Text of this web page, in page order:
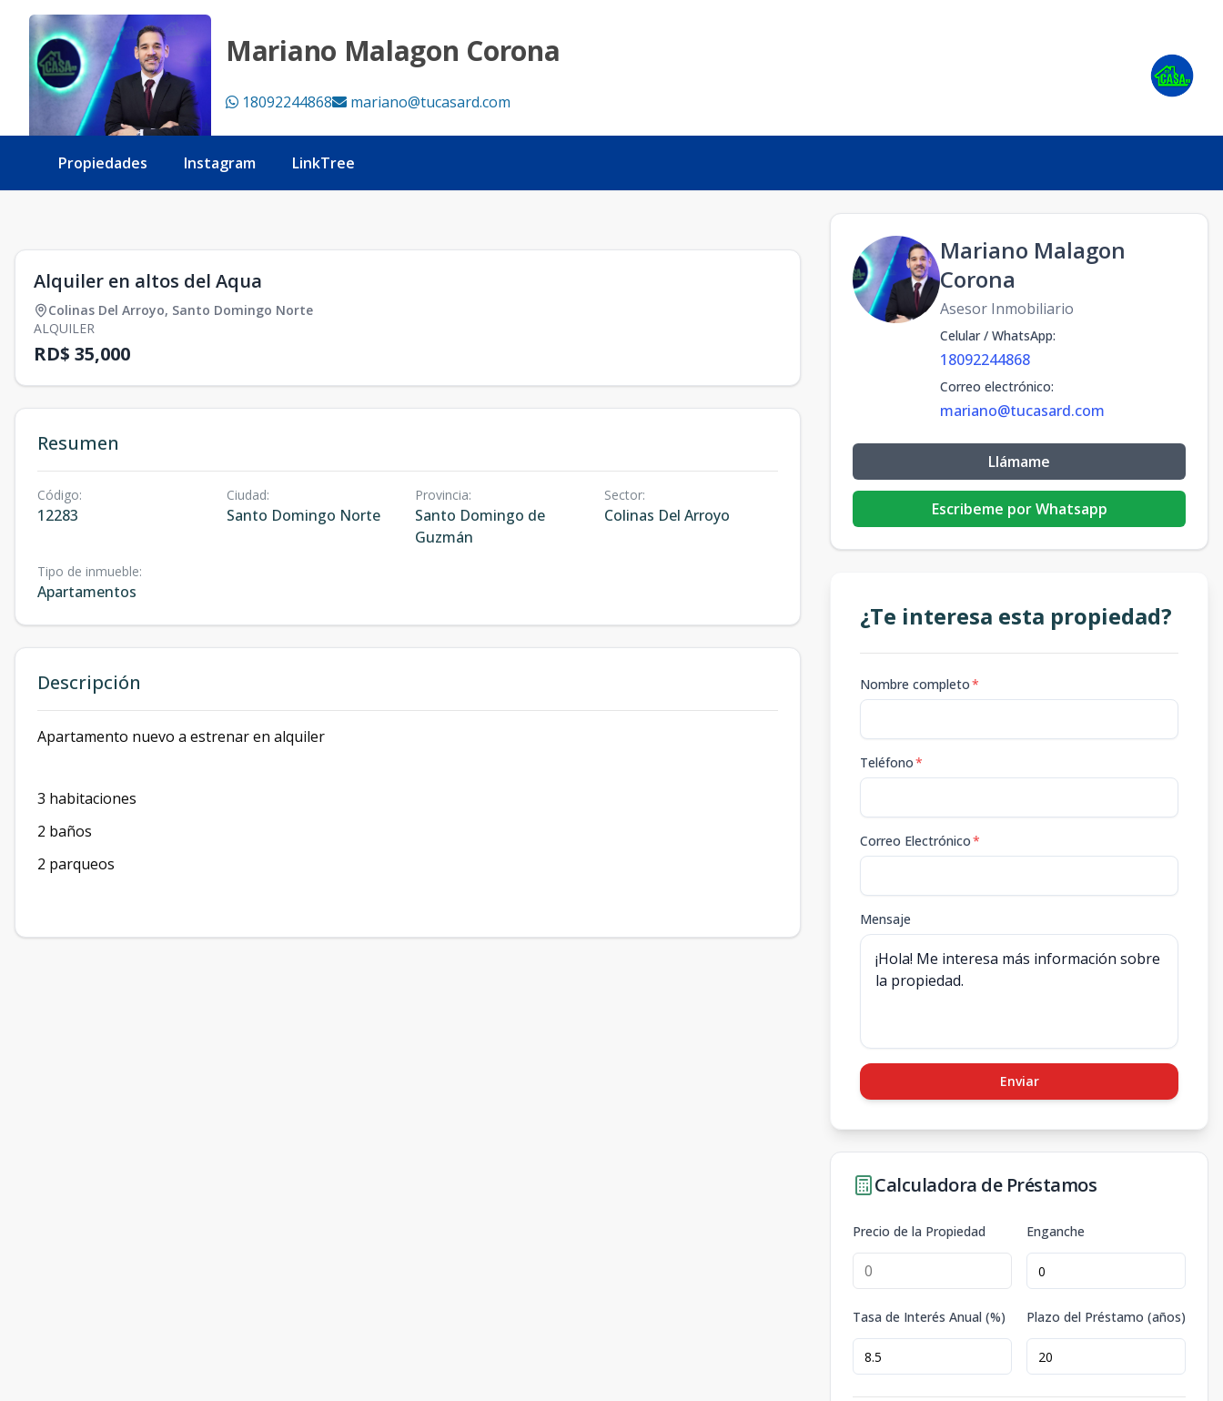
Mariano Malagon Corona
18092244868 mariano@tucasard.com
Propiedades Instagram LinkTree
Alquiler en altos del Aqua
Colinas Del Arroyo, Santo Domingo Norte
ALQUILER
RD$ 35,000
Resumen
Código:
12283
Ciudad:
Santo Domingo Norte
Provincia:
Santo Domingo de
Guzmán
Sector:
Colinas Del Arroyo
Tipo de inmueble:
Apartamentos
Descripción
Apartamento nuevo a estrenar en alquiler
3 habitaciones
2 baños
2 parqueos
Mariano Malagon
Corona
Asesor Inmobiliario
Celular / WhatsApp:
18092244868
Correo electrónico:
mariano@tucasard.com
Llámame
Escribeme por Whatsapp
¿Te interesa esta propiedad?
Nombre completo*
Teléfono*
Correo Electrónico*
Mensaje
Enviar
Calculadora de Préstamos
Precio de la Propiedad Enganche
Tasa de Interés Anual (%) Plazo del Préstamo (años)
Alquiler en altos del Aqua - Tu Casa RD